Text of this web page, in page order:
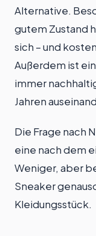
Alternative.
gutem Zustand
sich – und
Außerdem ist
immer
Jahren
Die Frage nach
eine nach dem
Weniger, aber
Sneaker
Kleidungsstück.